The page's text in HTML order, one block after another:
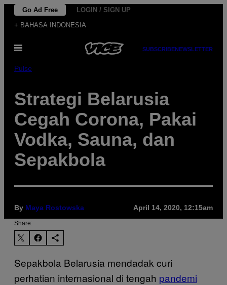
Skip
content
Go Ad Free
LOGIN / SIGN UP
+ BAHASA INDONESIA
Open
SUBSCRIBENEWSLETTER
Pulse
Strategi Belarusia
Cegah Corona, Pakai
Vodka, Sauna, dan
Sepakbola
By Maya Rostowska April 14, 2020, 12:15am
Share:
Sepakbola Belarusia mendadak curi
perhatian internasional di tengah pandemi